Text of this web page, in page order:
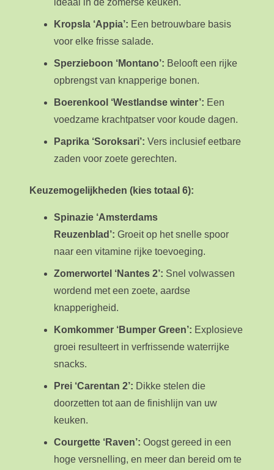
Kropsla ‘Appia’: Een betrouwbare basis
voor elke frisse salade.
Sperzieboon ‘Montano’: Belooft een rijke
opbrengst van knapperige bonen.
Boerenkool ‘Westlandse winter’: Een
voedzame krachtpatser voor koude dagen.
Paprika ‘Soroksari’: Vers inclusief eetbare
zaden voor zoete gerechten.
Keuzemogelijkheden (kies totaal 6):
Spinazie ‘Amsterdams
Reuzenblad’: Groeit op het snelle spoor
naar een vitamine rijke toevoeging.
Zomerwortel ‘Nantes 2’: Snel volwassen
wordend met een zoete, aardse
knapperigheid.
Komkommer ‘Bumper Green’: Explosieve
groei resulteert in verfrissende waterrijke
snacks.
Prei ‘Carentan 2’: Dikke stelen die
doorzetten tot aan de finishlijn van uw
keuken.
Courgette ‘Raven’: Oogst gereed in een
hoge versnelling, en meer dan bereid om te